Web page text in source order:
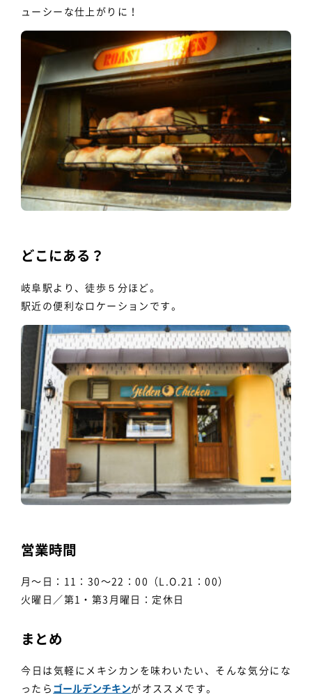
ューシーな仕上がりに！
どこにある？
岐阜駅より、徒歩５分ほど。
駅近の便利なロケーションです。
営業時間
月〜日：11：30〜22：00（L.O.21：00）
火曜日／第1・第3月曜日：定休日
まとめ
今日は気軽にメキシカンを味わいたい、そんな気分にな
ったら ゴールデンチキンがオススメです。